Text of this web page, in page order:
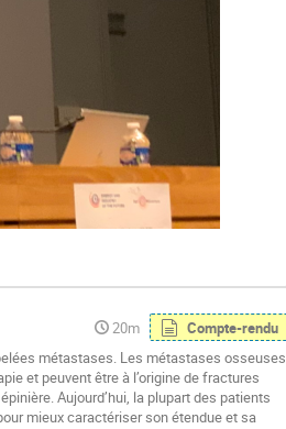
20m
Compte-rendu
métastases. Les métastases osseuses
et peuvent être à l’origine de fractures
Aujourd’hui, la plupart des patients
mieux caractériser son étendue et sa